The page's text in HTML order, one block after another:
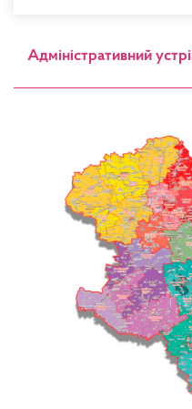
Адміністративний